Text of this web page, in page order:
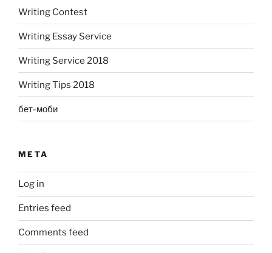
Writing Contest
Writing Essay Service
Writing Service 2018
Writing Tips 2018
бет-моби
META
Log in
Entries feed
Comments feed